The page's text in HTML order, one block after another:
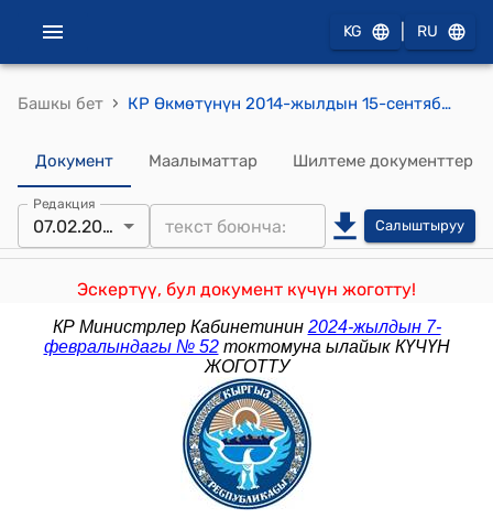
KG RU
Башкы бет › КР Өкмөтүнүн 2014-жылдын 15-сентябрындагы № 532 "Кыргыз Республикасынын Өкмөтүнүн 2011-жылдын 5-августундагы № 452 "Кыргыз Республикасынын республикалык, облустук, райондук маанидеги шаарларынын шаардык кеңештеринин аппараттарынын типтүү түзүмүн жана штаттык санын бекитүү жөнүндө" токтомуна өзгөртүүлөрдү жана толуктоо киргизүү тууралуу" токтому
Документ Маалыматтар Шилтеме документтер
Редакция
07.02.2024 Салыштыруу
Эскертүү, бул документ күчүн жоготту!